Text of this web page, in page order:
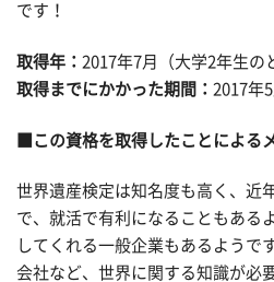
です！
取得年： 2017年7月（大学2年生の
取得までにかかった期間： 2017年
■この資格を取得したことによる
世界遺産検定は知名度も高く、近
で、就活で有利になることもある
してくれる一般企業もあるようで
会社など、世界に関する知識が必